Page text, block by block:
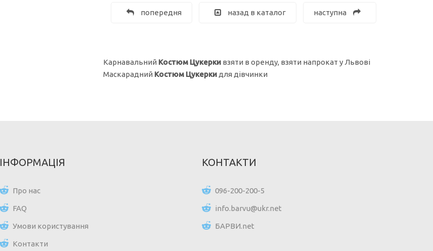
попередня назад в каталог наступна
Карнавальний Костюм Цукерки взяти в оренду, взяти напрокат у Львові
Маскарадний Костюм Цукерки для дівчинки
ІНФОРМАЦІЯ
Про нас
FAQ
Умови користування
Контакти
КОНТАКТИ
096-200-200-5
info.barvu@ukr.net
БАРВИ.net